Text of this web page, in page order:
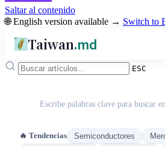
Saltar al contenido
🌐 English version available → Switch to
Taiwan.md
ESC
Escribe palabras clave para buscar
🔥 Tendencias Semiconductores